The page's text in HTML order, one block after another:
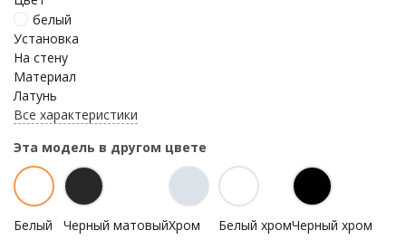
белый
Установка
На стену
Материал
Латунь
Все характеристики
Эта модель в другом цвете
Белый Черный матовыйХром Белый хромЧерный хром